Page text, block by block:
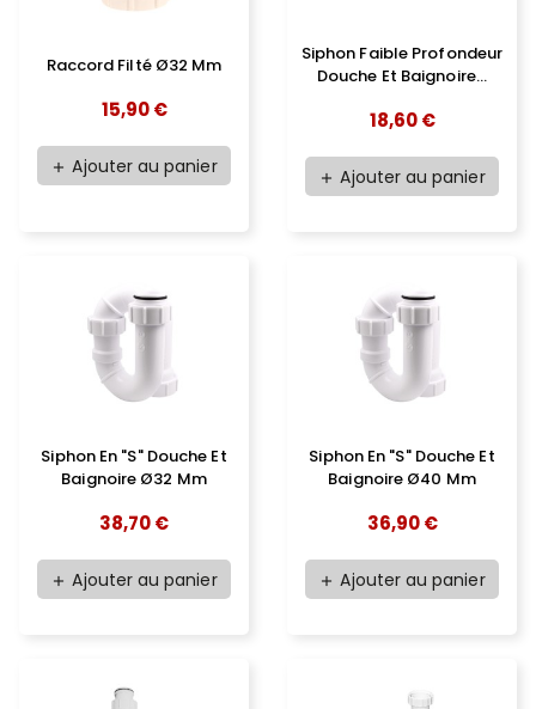
Raccord Filté Ø32 Mm
15,90 €
add Ajouter au panier
Siphon Faible Profondeur
Douche Et Baignoire...
18,60 €
add Ajouter au panier
Siphon En "S" Douche Et
Baignoire Ø32 Mm
38,70 €
add Ajouter au panier
Siphon En "S" Douche Et
Baignoire Ø40 Mm
36,90 €
add Ajouter au panier